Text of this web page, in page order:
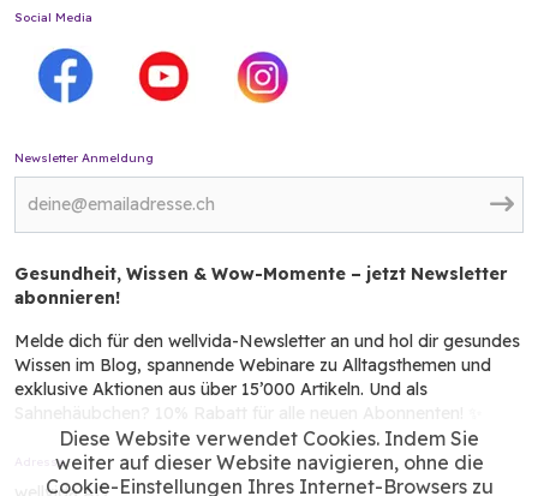
Diese Website verwendet Cookies. Indem Sie
weiter auf dieser Website navigieren, ohne die
Cookie-Einstellungen Ihres Internet-Browsers zu
Social Media
Newsletter Anmeldung
Gesundheit, Wissen & Wow-Momente – jetzt Newsletter
abonnieren!
Melde dich für den wellvida-Newsletter an und hol dir gesundes
Wissen im Blog, spannende Webinare zu Alltagsthemen und
exklusive Aktionen aus über 15’000 Artikeln. Und als
Adresse